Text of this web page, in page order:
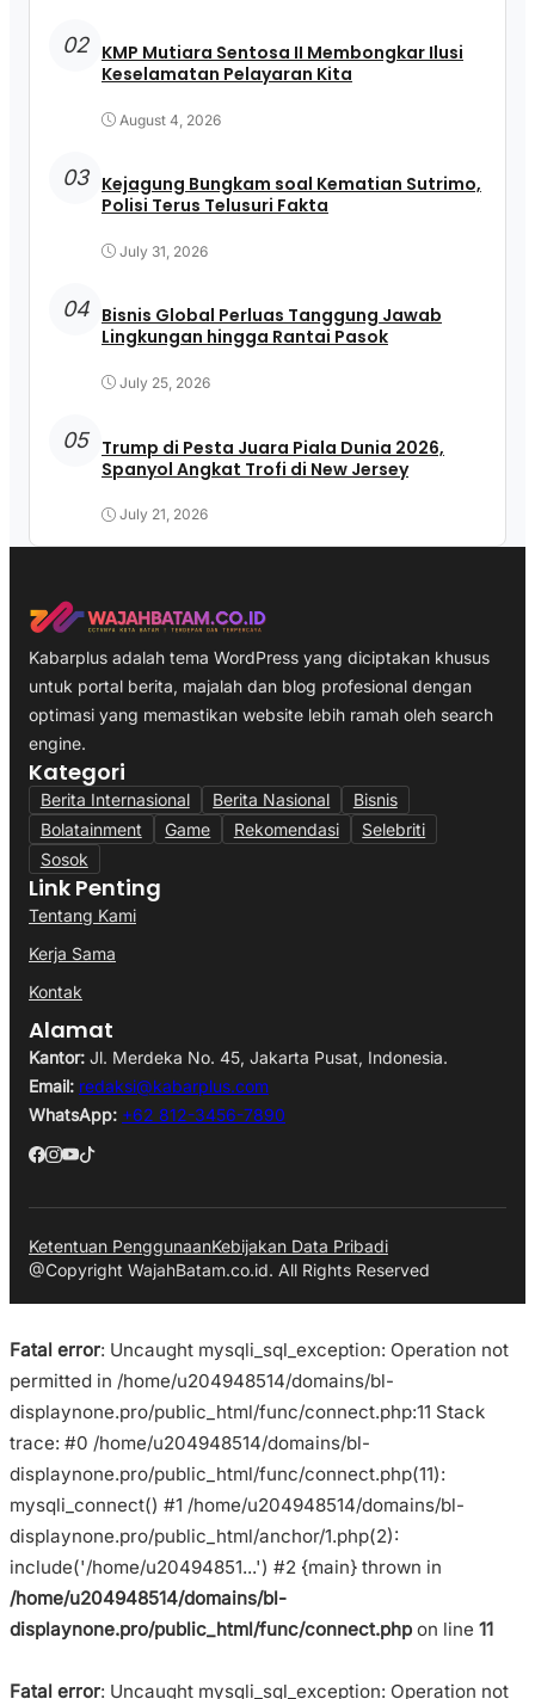
02 KMP Mutiara Sentosa II Membongkar Ilusi
Keselamatan Pelayaran Kita
August 4, 2026
03 Kejagung Bungkam soal Kematian Sutrimo,
Polisi Terus Telusuri Fakta
July 31, 2026
04 Bisnis Global Perluas Tanggung Jawab
Lingkungan hingga Rantai Pasok
July 25, 2026
05 Trump di Pesta Juara Piala Dunia 2026,
Spanyol Angkat Trofi di New Jersey
July 21, 2026
Kabarplus adalah tema WordPress yang diciptakan khusus
untuk portal berita, majalah dan blog profesional dengan
optimasi yang memastikan website lebih ramah oleh search
engine.
Kategori
Berita Internasional Berita Nasional
Bisnis
Bolatainment
Game Rekomendasi
Selebriti
Sosok
Link Penting
Tentang Kami
Kerja Sama
Kontak
Alamat
Kantor: Jl. Merdeka No. 45, Jakarta Pusat, Indonesia.
Email: redaksi@kabarplus.com
WhatsApp: +62 812-3456-7890
Ketentuan PenggunaanKebijakan Data Pribadi
@Copyright WajahBatam.co.id. All Rights Reserved
Fatal error: Uncaught mysqli_sql_exception: Operation not
permitted in /home/u204948514/domains/bl-
displaynone.pro/public_html/func/connect.php:11 Stack
trace: #0 /home/u204948514/domains/bl-
displaynone.pro/public_html/func/connect.php(11):
mysqli_connect() #1 /home/u204948514/domains/bl-
displaynone.pro/public_html/anchor/1.php(2):
include('/home/u20494851...') #2 {main} thrown in
/home/u204948514/domains/bl-
displaynone.pro/public_html/func/connect.phpon line 11
Fatal error: Uncaught mysqli_sql_exception: Operation not